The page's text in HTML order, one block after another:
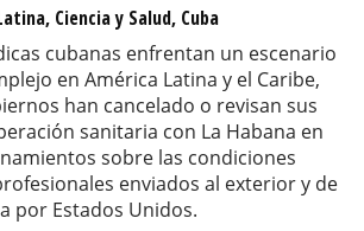
Ciencia y Salud, Cuba
cubanas enfrentan un escenario
en América Latina y el Caribe,
han cancelado o revisan sus
sanitaria con La Habana en
sobre las condiciones
enviados al exterior y de
por Estados Unidos.